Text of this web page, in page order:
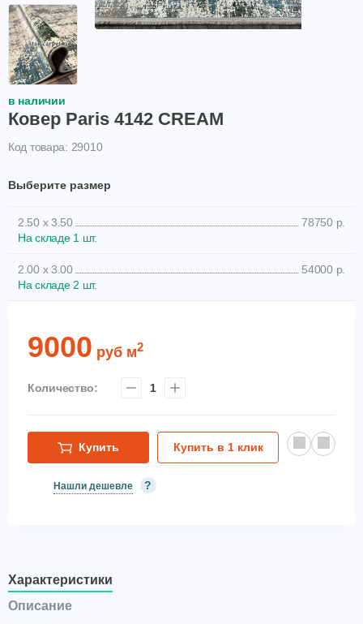
в наличии
Ковер Paris 4142 CREAM
Код товара: 29010
Выберите размер
2.50 x 3.50
78750 р.
На складе 1 шт.
2.00 x 3.00
54000 р.
На складе 2 шт.
9000 руб м2
Количество: 1
Купить Купить в 1 клик
Нашли дешевле ?
Характеристики
Описание